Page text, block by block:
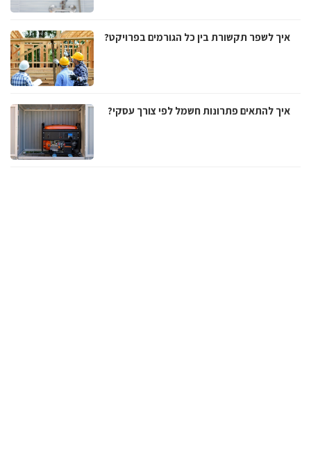
איך לשפר תקשורת בין כל הגורמים בפרויקט?
איך להתאים פתרונות חשמל לפי צורך עסקי?